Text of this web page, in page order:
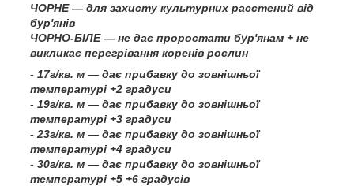
ЧОРНЕ ― для захисту культурних расстений від
бур'янів
ЧОРНО-БІЛЕ ― не дає проростати бур'янам + не
викликає перегрівання коренів рослин
- 17г/кв. м ― дає прибавку до зовнішньої
температурі +2 градуси
- 19г/кв. м ― дає прибавку до зовнішньої
температурі +3 градуси
- 23г/кв. м ― дає прибавку до зовнішньої
температурі +4 градуси
- 30г/кв. м ― дає прибавку до зовнішньої
температурі +5 +6 градусів